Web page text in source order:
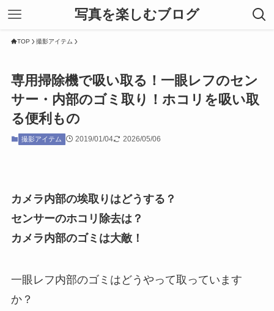
写真を楽しむブログ
TOP 撮影アイテム
専用掃除機で吸い取る！一眼レフのセン
サー・内部のゴミ取り！ホコリを吸い取
る便利もの
撮影アイテム 2019/01/04 2026/05/06
カメラ内部の埃取りはどうする？
センサーのホコリ除去は？
カメラ内部のゴミは大敵！
一眼レフ内部のゴミはどうやって取っています
か？